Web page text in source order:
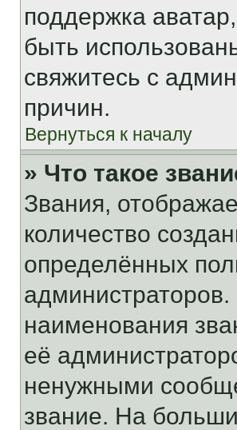
поддержка
быть
свяжитесь с
причин.
Вернуться к началу
» Что такое
Звания,
количество
определённых
наименования
её
ненужными
звание. На